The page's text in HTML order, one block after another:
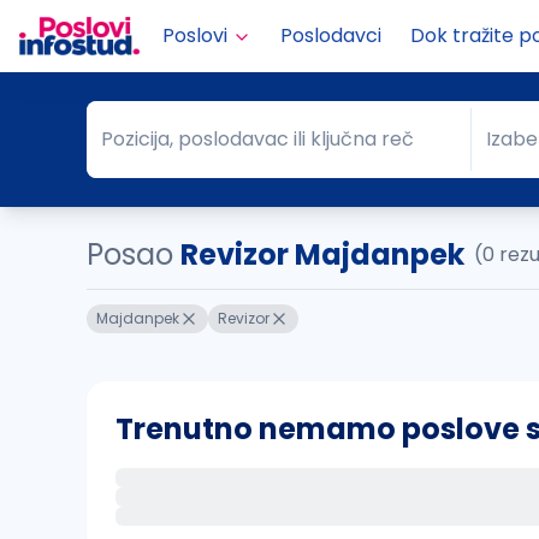
Poslovi Poslodavci Dok tražite
Pozicija, poslodavac ili ključna reč
Pozicija, poslodavac ili ključna reč Grad
Posao Revizor Majdanpek (0
Majdanpek Revizor
Trenutno nemamo poslove